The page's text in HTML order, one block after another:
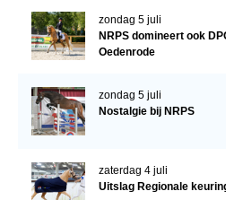
NRPS Select Sale
Hengstenkeuring
Late Veulenkeuring
zondag 5 juli
NRPS domineert ook
Oedenrode
zondag 5 juli
Nostalgie bij NRPS
zaterdag 4 juli
Uitslag Regionale